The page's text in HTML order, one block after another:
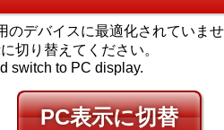
のデバイスに最適化されていま
切り替えてください。
switch to PC display.
PC